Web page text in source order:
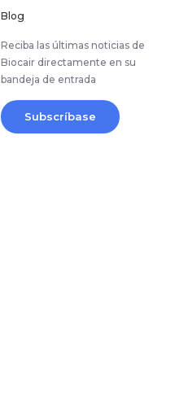
Blog
Reciba las últimas noticias de
Biocair directamente en su
bandeja de entrada
Subscríbase